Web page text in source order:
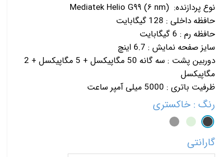
نوع پردازنده: Mediatek Helio G۹۹ (۶ nm)
حافظه داخلی : 128 گیگابایت
حافظه رم : 6 گیگابایت
سایز صفحه نمایش : 6.7 اینچ
دوربین پشت : سه گانه 50 مگاپیکسل + 5 مگاپیکسل + 2
مگاپیکسل
ظرفیت باتری : 5000 میلی آمپر ساعت
رنگ : خاکستری
گارانتی